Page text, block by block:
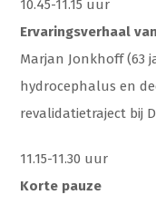
10.45-11.15 uur
Ervaringsverhaal
Marjan Jonkhoff (63
hydrocephalus en
revalidatietraject bij
11.15-11.30 uur
Korte pauze